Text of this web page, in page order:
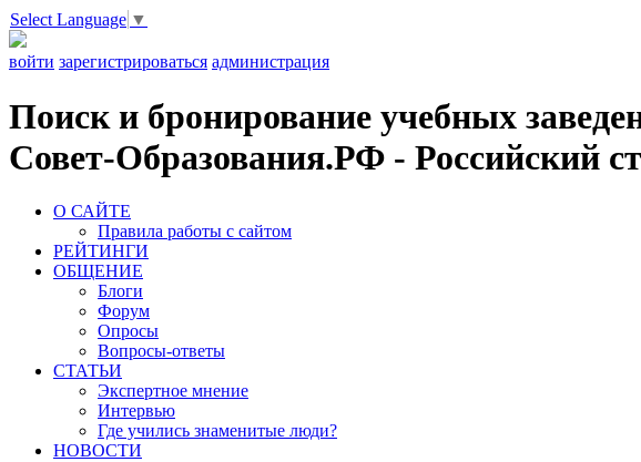
Select Language ▼
войти зарегистрироваться администрация
Поиск и бронирование учебных
Совет-Образования.РФ - Российский
О САЙТЕ
Правила работы с сайтом
РЕЙТИНГИ
ОБЩЕНИЕ
Блоги
Форум
Опросы
Вопросы-ответы
СТАТЬИ
Экспертное мнение
Интервью
Где учились знаменитые люди?
НОВОСТИ